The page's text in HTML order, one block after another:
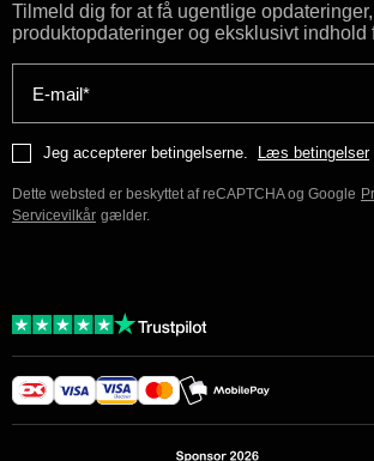
Tilmeld dig for at få ugentlige
produktopdateringer og eksklusivt indhold
E-mail*
Jeg accepterer betingelserne. Læs betingelser
Dette websted er beskyttet af reCAPTCHA og Google
Servicevilkår gælder.